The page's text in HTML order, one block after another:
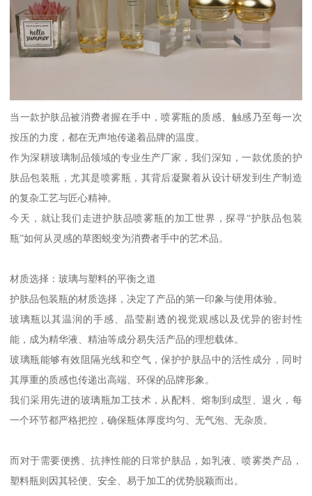
当一款护肤品被消费者握在手中，喷雾瓶的质感、触感乃至每一次
按压的力度，都在无声地传递着品牌的温度。
作为深耕玻璃制品领域的专业生产厂家，我们深知，一款优质的护
肤品包装瓶，尤其是喷雾瓶，其背后凝聚着从设计研发到生产制造
的复杂工艺与匠心精神。
今天，就让我们走进护肤品喷雾瓶的加工世界，探寻“护肤品包装
瓶”如何从灵感的草图蜕变为消费者手中的艺术品。
材质选择：玻璃与塑料的平衡之道
护肤品包装瓶的材质选择，决定了产品的第一印象与使用体验。
玻璃瓶以其温润的手感、晶莹剔透的视觉观感以及优异的密封性
能，成为精华液、精油等成分易失活产品的理想载体。
玻璃瓶能够有效阻隔光线和空气，保护护肤品中的活性成分，同时
其厚重的质感也传递出高端、环保的品牌形象。
我们采用先进的玻璃瓶加工技术，从配料、熔制到成型、退火，每
一个环节都严格把控，确保瓶体厚度均匀、无气泡、无杂质。
而对于需要便携、抗摔性能的日常护肤品，如乳液、喷雾类产品，
塑料瓶则因其轻便、安全、易于加工的优势脱颖而出。